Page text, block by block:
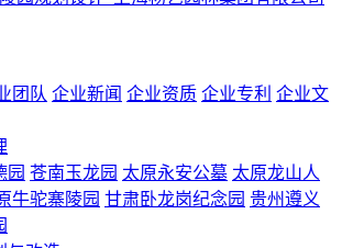
团队 企业新闻 企业资质 企业专利 企业文
园 苍南玉龙园 太原永安公墓 太原龙山人
牛驼寨陵园 甘肃卧龙岗纪念园 贵州遵义